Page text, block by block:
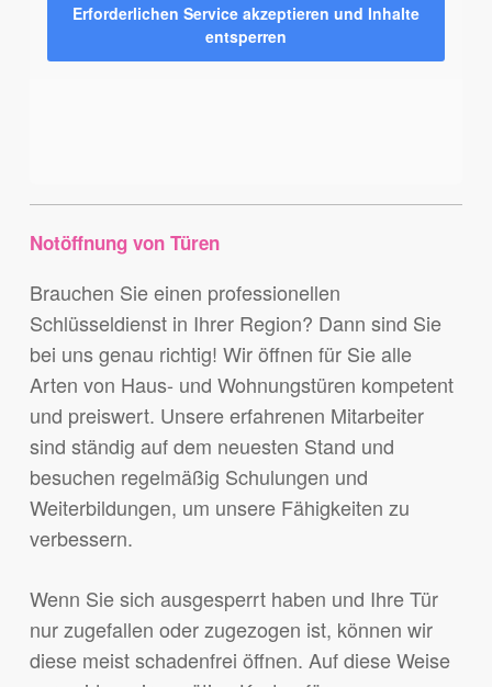
Erforderlichen Service akzeptieren und Inhalte
entsperren
Notöffnung von Türen
Brauchen Sie einen professionellen
Schlüsseldienst in Ihrer Region? Dann sind Sie
bei uns genau richtig! Wir öffnen für Sie alle
Arten von Haus- und Wohnungstüren kompetent
und preiswert. Unsere erfahrenen Mitarbeiter
sind ständig auf dem neuesten Stand und
besuchen regelmäßig Schulungen und
Weiterbildungen, um unsere Fähigkeiten zu
verbessern.
Wenn Sie sich ausgesperrt haben und Ihre Tür
nur zugefallen oder zugezogen ist, können wir
diese meist schadenfrei öffnen. Auf diese Weise